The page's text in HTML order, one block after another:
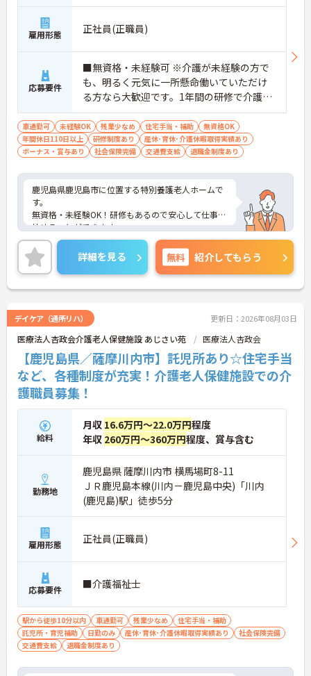
雇用形態 正社員(正職員)
応募要件
■無資格・未経験可 ※介護が未経験の方で
も、明るく元気に一所懸命働いていただけ
る方なら大歓迎です。1年間の研修で介護職
に成長できます。
車通勤可 未経験OK 残業少なめ 住宅手当・補助
無資格OK
年間休日110日以上
研修制度あり
産休･育休･介護休暇取得実績あり
ボーナス・賞与あり
社会保険完備 交通費支給 退職金制度あり
鹿児島県鹿児島市に位置する特別養護老人ホームで
す。
無資格・未経験OK！研修もあるので安心して仕事を
始めることができます。
マイカー通勤が可能なため、通勤に便利です。
ご興味をお持ちの方はお気軽にお問い合わせくださ
い。
詳細を見る 無料 紹介してもらう
デイケア（通所リハ） 更新日：2026年08月03日
医療法人杏政会介護老人保健施設 あじさい苑 医療法人杏政会
【鹿児島県／薩摩川内市】託児所あり☆住宅手当
など、各種制度が充実！介護老人保健施設での介
護職員募集！
給料
月収 16.6万円～22.0万円程度
年収 260万円～360万円程度、賞与含む
勤務地
鹿児島県 薩摩川内市 横馬場町8-11
ＪＲ鹿児島本線(川内－鹿児島中央)「川内
(鹿児島)駅」徒歩5分
雇用形態 正社員(正職員)
応募要件 ■介護福祉士
駅から徒歩10分以内 車通勤可 残業少なめ
住宅手当・補助
託児所・育児補助
日勤のみ 産休･育休･介護休暇取得実績あり
社会保険完備
交通費支給
退職金制度あり